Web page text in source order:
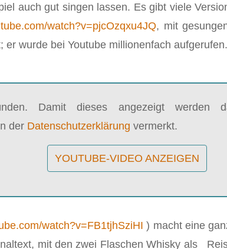
auch gut singen lassen. Es gibt viele
watch?v=pjcOzqxu4JQ, mit
wurde bei Youtube millionenfach aufgerufen.
Damit dieses angezeigt werden
der Datenschutzerklärung vermerkt.
YOUTUBE-VIDEO ANZEIGEN
watch?v=FB1tjhSziHI ) macht eine
mit den zwei Flaschen Whisky als